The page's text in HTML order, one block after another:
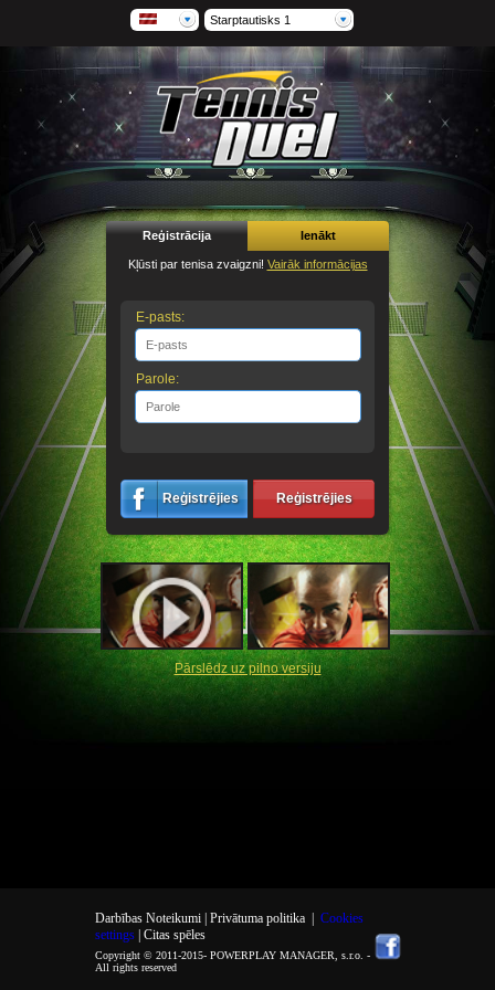
Starptautisks 1
Reģistrācija Ienākt
Kļūsti par tenisa zvaigzni! Vairāk informācijas
E-pasts:
Parole:
Reģistrējies Reģistrējies
Pārslēdz uz pilno versiju
Darbības Noteikumi | Privātuma politika| Cookies
settings
| Citas spēles
Copyright © 2011-2015- POWERPLAY MANAGER, s.r.o. -
All rights reserved